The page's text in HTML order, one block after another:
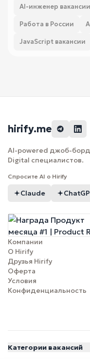
AI-инженер вакансии
Работа в России
JavaScript вакансии
hirify.me
AI-powered джоб-борд
Digital специалистов.
Спросите AI о Hirify
Claude
Компании
О Hirify
Друзья Hirify
Оферта
Условия
Конфиденциальность
Категории вакансий